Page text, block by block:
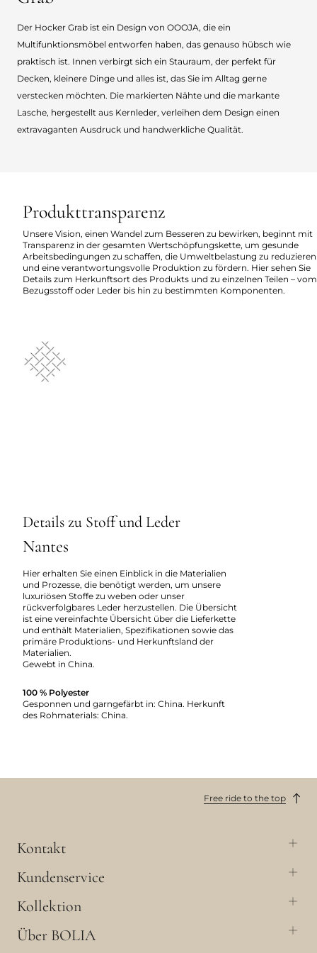
Der Hocker Grab ist ein Design von OOOJA, die ein
Multifunktionsmöbel entworfen haben, das genauso hübsch wie
praktisch ist. Innen verbirgt sich ein Stauraum, der perfekt für
Decken, kleinere Dinge und alles ist, das Sie im Alltag gerne
verstecken möchten. Die markierten Nähte und die markante
Lasche, hergestellt aus Kernleder, verleihen dem Design einen
extravaganten Ausdruck und handwerkliche Qualität.
Produkttransparenz
Unsere Vision, einen Wandel zum Besseren zu bewirken, beginnt mit
Transparenz in der gesamten Wertschöpfungskette, um gesunde
Arbeitsbedingungen zu schaffen, die Umweltbelastung zu reduzieren
und eine verantwortungsvolle Produktion zu fördern. Hier sehen Sie
Details zum Herkunftsort des Produkts und zu einzelnen Teilen – vom
Bezugsstoff oder Leder bis hin zu bestimmten Komponenten.
Details zu Stoff und Leder
Nantes
Hier erhalten Sie einen Einblick in die Materialien
und Prozesse, die benötigt werden, um unsere
luxuriösen Stoffe zu weben oder unser
rückverfolgbares Leder herzustellen. Die Übersicht
ist eine vereinfachte Übersicht über die Lieferkette
und enthält Materialien, Spezifikationen sowie das
primäre Produktions- und Herkunftsland der
Materialien.
Gewebt in China.
100 % Polyester
Gesponnen und garngefärbt in: China. Herkunft
des Rohmaterials: China.
Free ride to the top
Kontakt
Kundenservice
Kollektion
Über BOLIA